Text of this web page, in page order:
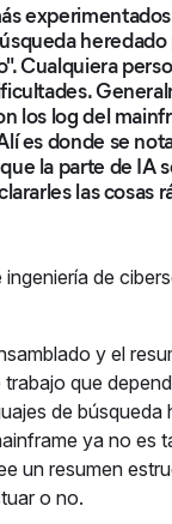
Cualquiera
los log del
es donde se
la parte de IA
las cosas
ingeniería de
y el
que
de
ya no es
un resumen
o no.